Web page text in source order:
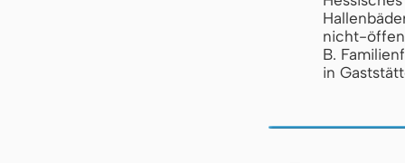
nicht-
B.
in